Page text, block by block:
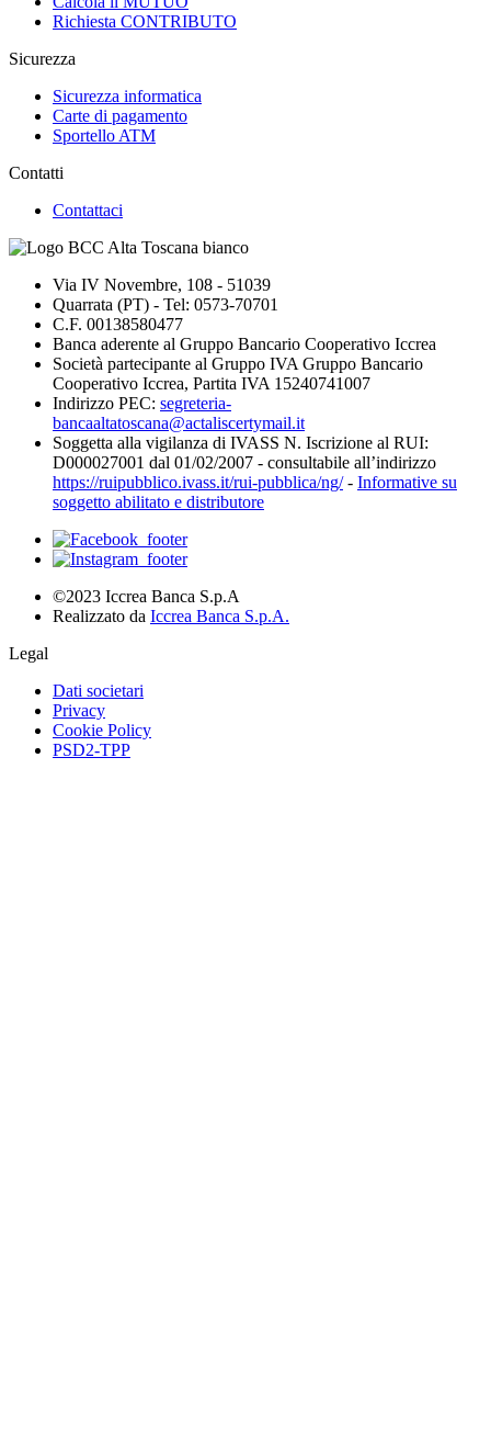
Richiesta CONTRIBUTO
Sicurezza
Sicurezza informatica
Carte di pagamento
Sportello ATM
Contatti
Contattaci
Via IV Novembre, 108 - 51039
Quarrata (PT) - Tel: 0573-70701
C.F. 00138580477
Banca aderente al Gruppo Bancario Cooperativo Iccrea
Società partecipante al Gruppo IVA Gruppo Bancario
Cooperativo Iccrea, Partita IVA 15240741007
Indirizzo PEC: segreteria-
bancaaltatoscana@actaliscertymail.it
Soggetta alla vigilanza di IVASS N. Iscrizione al RUI:
D000027001 dal 01/02/2007 - consultabile all’indirizzo
https://ruipubblico.ivass.it/rui-pubblica/ng/- Informative su
soggetto abilitato e distributore
©2023 Iccrea Banca S.p.A
Realizzato da Iccrea Banca S.p.A.
Legal
Dati societari
Privacy
Cookie Policy
PSD2-TPP